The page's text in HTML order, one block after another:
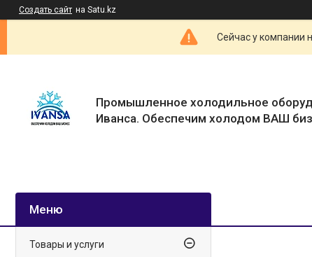
Создать сайт на Satu.kz
Сейчас у компании
Промышленное холодильное
Иванса. Обеспечим холодом ВАШ
Товары и услуги